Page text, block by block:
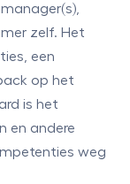
zelf. Het
een
op het
is het
en andere
weg